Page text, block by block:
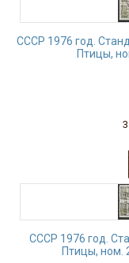
СССР 1976 год.
Птицы,
СССР 1976 год.
Птицы, ном.